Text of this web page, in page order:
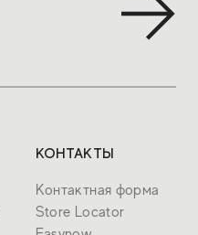
КОНТАКТЫ
Контактная форма
Store Locator